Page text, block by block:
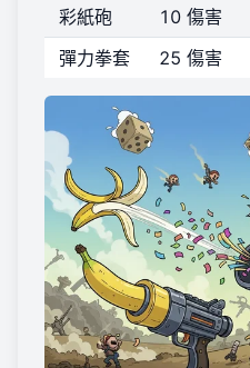
彩紙砲
10 傷害
彈力拳套
25 傷害